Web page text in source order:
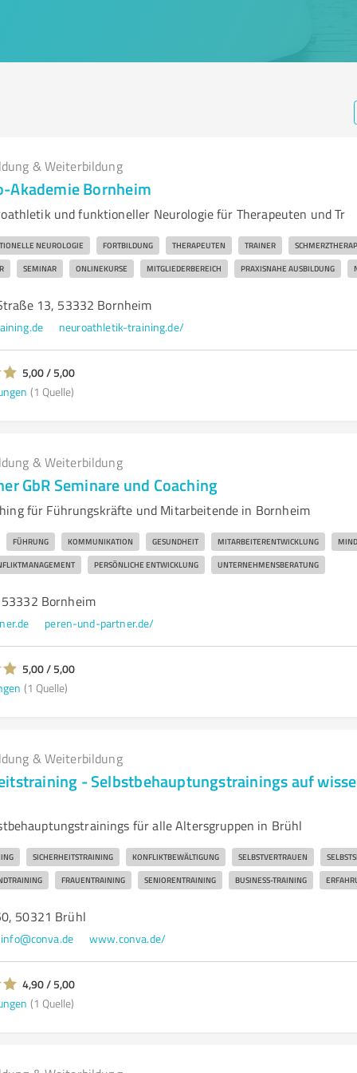
& Weiterbildung
Akademie Bornheim
und funktioneller Neurologie für Therapeuten und Tr
NEUROLOGIE FORTBILDUNG THERAPEUTEN TRAINER
SEMINAR ONLINEKURSE MITGLIEDERBEREICH PRAXISNAHE AUSBILDUNG
13, 53332 Bornheim
neuroathletik-training.de/
5,00 / 5,00
(1 Quelle)
& Weiterbildung
GbR Seminare und Coaching
für Führungskräfte und Mitarbeitende in Bornheim
FÜHRUNG KOMMUNIKATION GESUNDHEIT MITARBEITERENTWICKLUNG
PERSÖNLICHE ENTWICKLUNG UNTERNEHMENSBERATUNG
Bornheim
peren-und-partner.de/
5,00 / 5,00
(1 Quelle)
& Weiterbildung
- Selbstbehauptungstrainings auf
für alle Altersgruppen in Brühl
SICHERHEITSTRAINING KONFLIKTBEWÄLTIGUNG SELBSTVERTRAUEN
FRAUENTRAINING SENIORENTRAINING BUSINESS-TRAINING
50321 Brühl
info@conva.de www.conva.de/
4,90 / 5,00
(1 Quelle)